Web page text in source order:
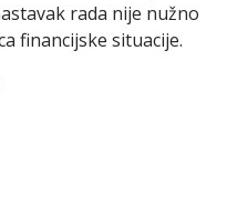
rada nije nužno
financijske situacije.